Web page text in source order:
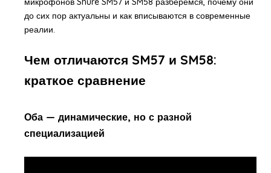
до сих пор актуальны и как вписываются в современные
реалии.
Чем отличаются SM57 и SM58:
краткое сравнение
Оба — динамические, но с разной
специализацией